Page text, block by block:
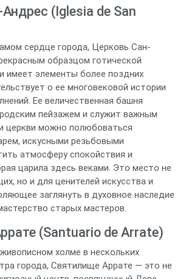
(Iglesia de San
сердце города, Церковь Сан-
образцом готической
имеет элементы более поздних
о ее многовековой истории
Ее величественная башня
пейзажем и служит важным
церкви можно полюбоваться
искусными резьбовыми
атмосферу спокойствия и
царила здесь веками. Это место не
но и для ценителей искусства и
заглянуть в духовное наследие
старых мастеров.
(Santuario de Arrate)
холме в нескольких
города, Святилище Аррате — это не